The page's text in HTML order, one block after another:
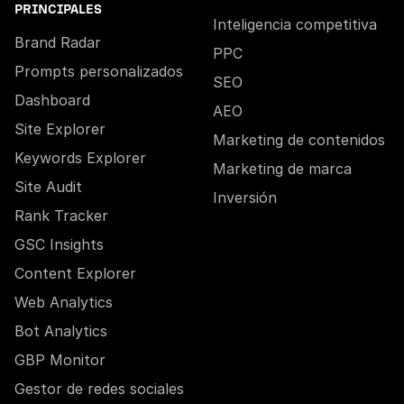
PRINCIPALES
Brand Radar
Prompts personalizados
Dashboard
Site Explorer
Keywords Explorer
Site Audit
Rank Tracker
GSC Insights
Content Explorer
Web Analytics
Bot Analytics
GBP Monitor
Gestor de redes sociales
Inteligencia competitiva
PPC
SEO
AEO
Marketing de contenidos
Marketing de marca
Inversión